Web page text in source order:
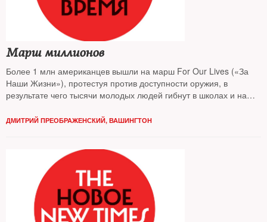
Марш миллионов
Более 1 млн американцев вышли на марш For Our Lives («За
Наши Жизни»), протестуя против доступности оружия, в
результате чего тысячи молодых людей гибнут в школах и на
корреспондент The New Times
ДМИТРИЙ ПРЕОБРАЖЕНСКИЙ, ВАШИНГТОН